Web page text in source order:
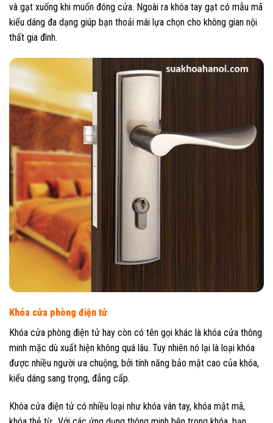
và gạt xuống khi muốn đóng cửa. Ngoài ra khóa tay gạt có mẫu mã
kiểu dáng đa dạng giúp bạn thoải mái lựa chọn cho không gian nội
thất gia đình.
Khóa cửa phòng điện tử
Khóa cửa phòng điện tử hay còn có tên gọi khác là khóa cửa thông
minh mặc dù xuất hiện không quá lâu. Tuy nhiên nó lại là loại khóa
được nhiều người ưa chuộng, bởi tính năng bảo mật cao của khóa,
kiểu dáng sang trọng, đẳng cấp.
Khóa cửa điện tử có nhiều loại như khóa vân tay, khóa mật mã,